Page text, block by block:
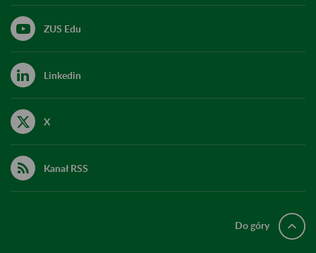
ZUS Edu
Linkedin
X
Kanał RSS
Do góry